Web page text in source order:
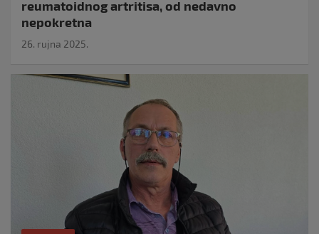
reumatoidnog artritisa, od nedavno
nepokretna
26. rujna 2025.